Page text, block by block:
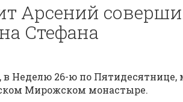
Арсений
Стефана
в Неделю 26-ю по
Мирожском монастыре.